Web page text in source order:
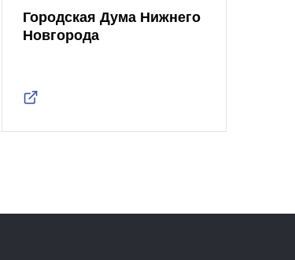
Городская Дума Нижнего
Новгорода